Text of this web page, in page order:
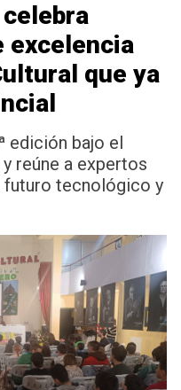
excelencia
que ya
edición bajo el
reúne a expertos
futuro tecnológico y